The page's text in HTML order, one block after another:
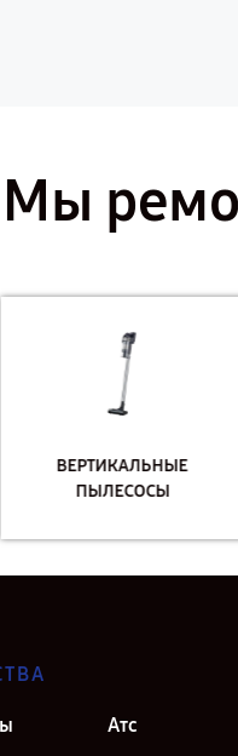
Мы
ВЕРТИКАЛЬНЫЕ
ПЫЛЕСОСЫ
Атс